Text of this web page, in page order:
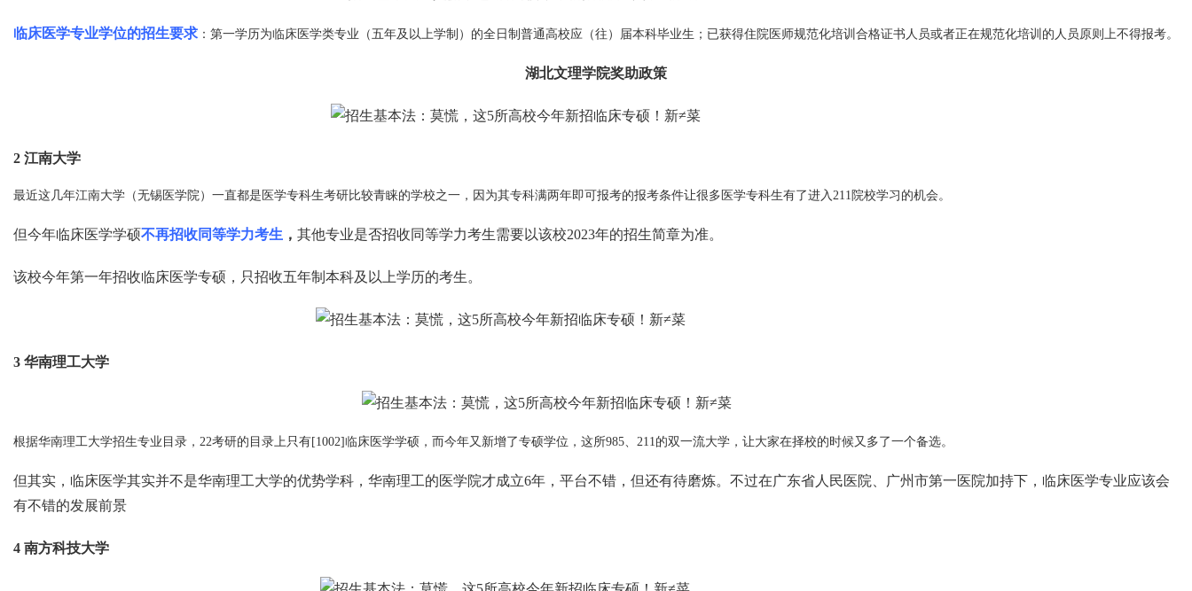
临床医学专业学位的招生要求 ：第一学历为临床医学类专业（五年及以上学制）的全日制普通高校应（往）届本科毕业生；已获得住院医师规范化培训合格证书人员或者正在规范化培训的人员原则上不得报考。
湖北文理学院奖助政策
2 江南大学
最近这几年江南大学（无锡医学院）一直都是医学专科生考研比较青睐的学校之一，因为其专科满两年即可报考的报考条件让很多医学专科生有了进入211院校学习的机会。
但今年临床医学学硕不再招收同等学力考生 ， 其他专业是否招收同等学力考生需要以该校2023年的招生简章为准。
该校今年第一年招收临床医学专硕，只招收五年制本科及以上学历的考生。
3 华南理工大学
根据华南理工大学招生专业目录，22考研的目录上只有[1002]临床医学学硕，而今年又新增了专硕学位，这所985、211的双一流大学，让大家在择校的时候又多了一个备选。
但其实，临床医学其实并不是华南理工大学的优势学科，华南理工的医学院才成立6年，平台不错，但还有待磨炼。不过在广东省人民医院、广州市第一医院加持下，临床医学专业应该会
有不错的发展前景
4 南方科技大学